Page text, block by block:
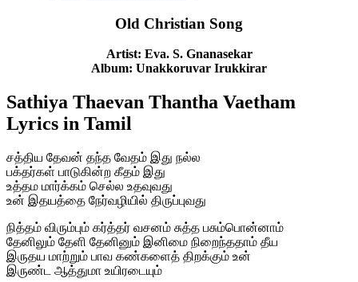
Old Christian Song
Artist: Eva. S. Gnanasekar
Album: Unakkoruvar Irukkirar
Sathiya Thaevan Thantha Vaetham
Lyrics in Tamil
சத்திய தேவன் தந்த வேதம் இது நல்ல
பக்தர்கள் பாடுகின்ற கீதம் இது
உத்தம மார்க்கம் செல்ல உதவுவது
உன் இதயத்தை நேர்வழியில் திருப்புவது
நித்தம் விரும்பும் கர்த்தர் வசனம் சுத்த பசும்பொன்னாம்
தேனிலும் தேளி தேனினும் இனிமை நிறைந்ததாம் தீய
இருதய மாற்றும் பாவ கண்களைத் திறக்கும் உன்
இருண்ட ஆத்துமா உயிரடையும்